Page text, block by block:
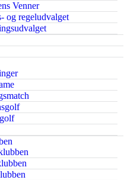
Venner
og regeludvalget